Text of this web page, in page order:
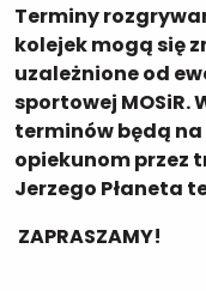
Terminy
kolejek mogą się
uzależnione od
sportowej MOSiR.
terminów będą
opiekunom przez
Jerzego Płaneta
ZAPRASZAMY!